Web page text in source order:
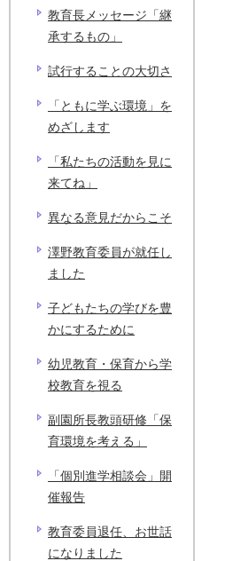
教育長メッセージ「継
承するもの」
試行することの大切さ
「ともに学ぶ環境」を
めざします
「私たちの活動を見に
来てね」
異なる意見だからこそ
澤野教育委員が就任し
ました
子どもたちの学びを豊
かにするために
幼児教育・保育から学
校教育を視る
副園所長教頭研修「保
育環境を考える」
「個別進学相談会」開
催報告
教育委員退任、お世話
になりました